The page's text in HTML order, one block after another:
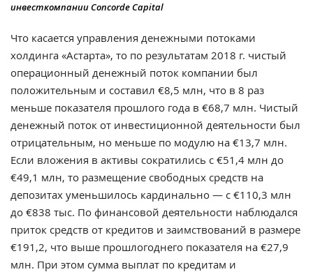
инвесткомпании Concorde Capital
Что касается управления денежными потоками
холдинга «Астарта», то по результатам 2018 г. чистый
операционный денежный поток компании был
положительным и составил €8,5 млн, что в 8 раз
меньше показателя прошлого года в €68,7 млн. Чистый
денежный поток от инвестиционной деятельности был
отрицательным, но меньше по модулю на €13,7 млн.
Если вложения в активы сократились с €51,4 млн до
€49,1 млн, то размещение свободных средств на
депозитах уменьшилось кардинально — с €110,3 млн
до €838 тыс. По финансовой деятельности наблюдался
приток средств от кредитов и заимствований в размере
€191,2, что выше прошлогоднего показателя на €27,9
млн. При этом сумма выплат по кредитам и